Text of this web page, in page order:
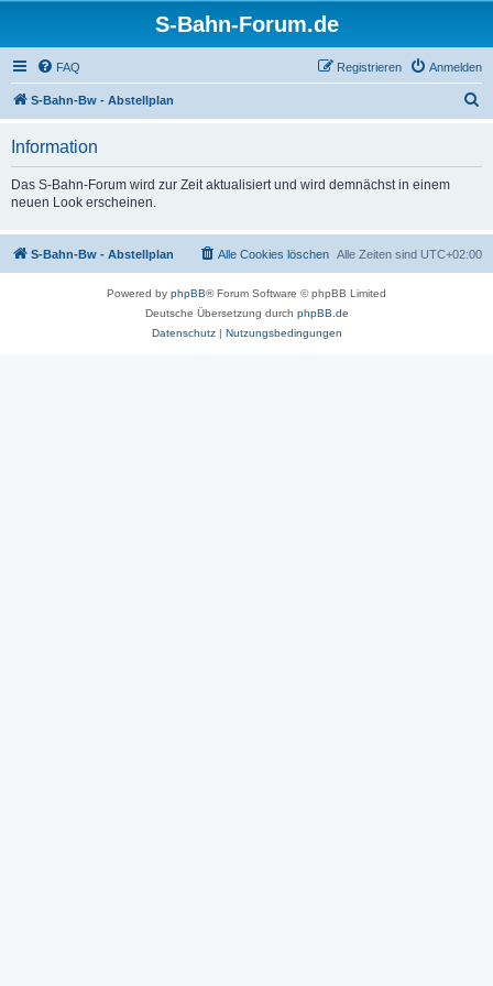
S-Bahn-Forum.de
FAQ Anmelden
Registrieren
S-Bahn-Bw - Abstellplan
Information
Das S-Bahn-Forum wird zur Zeit aktualisiert und wird demnächst in einem
neuen Look erscheinen.
S-Bahn-Bw - Abstellplan Alle Zeiten sind UTC+02:00
Alle Cookies löschen
Powered by phpBB® Forum Software © phpBB Limited
Deutsche Übersetzung durch phpBB.de
Datenschutz| Nutzungsbedingungen